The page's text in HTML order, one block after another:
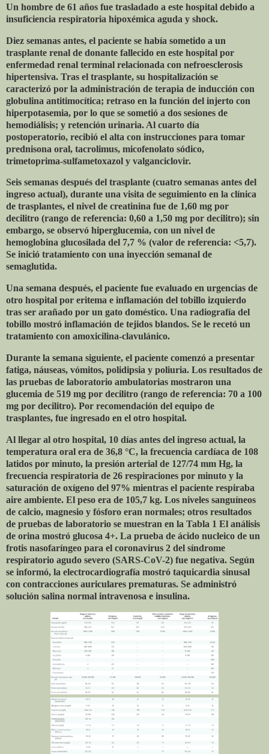
Un hombre de 61 años fue trasladado a este hospital debido a
insuficiencia respiratoria hipoxémica aguda y shock.
Diez semanas antes, el paciente se había sometido a un
trasplante renal de donante fallecido en este hospital por
enfermedad renal terminal relacionada con nefroesclerosis
hipertensiva. Tras el trasplante, su hospitalización se
caracterizó por la administración de terapia de inducción con
globulina antitimocítica; retraso en la función del injerto con
hiperpotasemia, por lo que se sometió a dos sesiones de
hemodiálisis; y retención urinaria. Al cuarto día
postoperatorio, recibió el alta con instrucciones para tomar
prednisona oral, tacrolimus, micofenolato sódico,
trimetoprima-sulfametoxazol y valganciclovir.
Seis semanas después del trasplante (cuatro semanas antes del
ingreso actual), durante una visita de seguimiento en la clínica
de trasplantes, el nivel de creatinina fue de 1,60 mg por
decilitro (rango de referencia: 0,60 a 1,50 mg por decilitro); sin
embargo, se observó hiperglucemia, con un nivel de
hemoglobina glucosilada del 7,7 % (valor de referencia: <5,7).
Se inició tratamiento con una inyección semanal de
semaglutida.
Una semana después, el paciente fue evaluado en urgencias de
otro hospital por eritema e inflamación del tobillo izquierdo
tras ser arañado por un gato doméstico. Una radiografía del
tobillo mostró inflamación de tejidos blandos. Se le recetó un
tratamiento con amoxicilina-clavulánico.
Durante la semana siguiente, el paciente comenzó a presentar
fatiga, náuseas, vómitos, polidipsia y poliuria. Los resultados de
las pruebas de laboratorio ambulatorias mostraron una
glucemia de 519 mg por decilitro (rango de referencia: 70 a 100
mg por decilitro). Por recomendación del equipo de
trasplantes, fue ingresado en el otro hospital.
Al llegar al otro hospital, 10 días antes del ingreso actual, la
temperatura oral era de 36,8 °C, la frecuencia cardíaca de 108
latidos por minuto, la presión arterial de 127/74 mm Hg, la
frecuencia respiratoria de 26 respiraciones por minuto y la
saturación de oxígeno del 97% mientras el paciente respiraba
aire ambiente. El peso era de 105,7 kg. Los niveles sanguíneos
de calcio, magnesio y fósforo eran normales; otros resultados
de pruebas de laboratorio se muestran en la Tabla 1 El análisis
de orina mostró glucosa 4+. La prueba de ácido nucleico de un
frotis nasofaríngeo para el coronavirus 2 del síndrome
respiratorio agudo severo (SARS-CoV-2) fue negativa. Según
se informó, la electrocardiografía mostró taquicardia sinusal
con contracciones auriculares prematuras. Se administró
solución salina normal intravenosa e insulina.